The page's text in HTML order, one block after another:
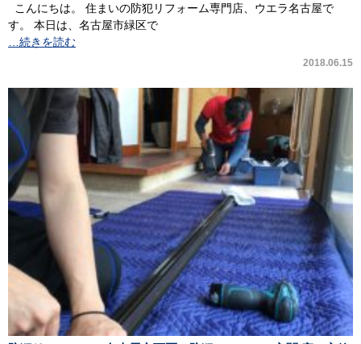
こんにちは。 住まいの防犯リフォーム専門店、ウエラ名古屋で
す。 本日は、名古屋市緑区で
…続きを読む
2018.06.15